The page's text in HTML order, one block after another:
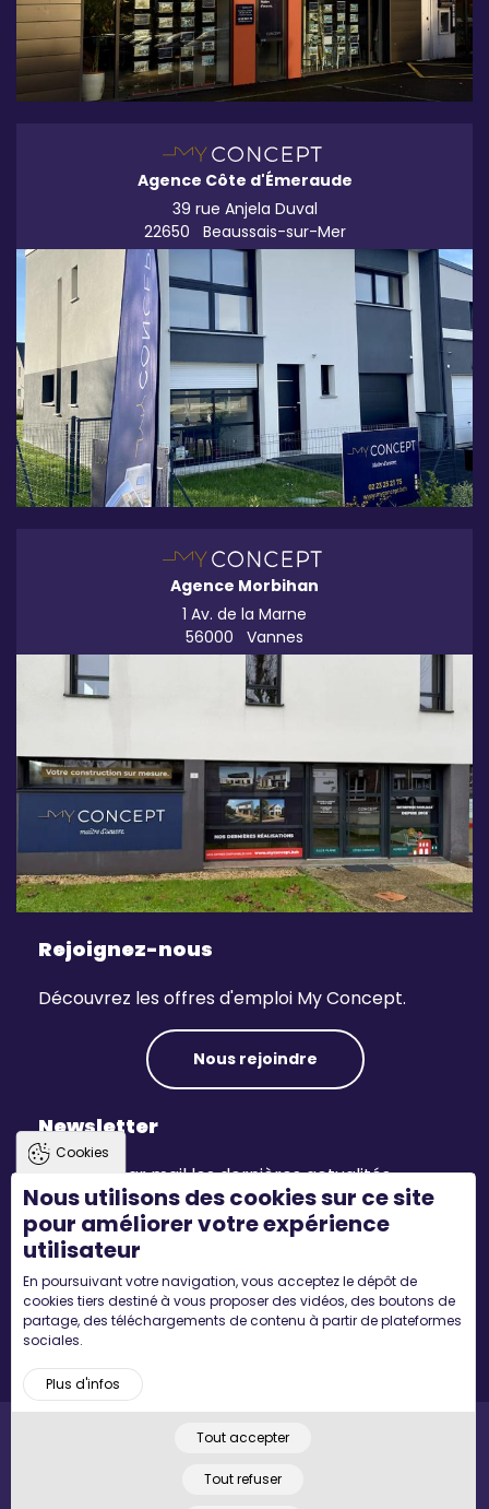
Agence Côte d'Émeraude
39 rue Anjela Duval
22650
Beaussais-sur-Mer
Agence Morbihan
1 Av. de la Marne
56000
Vannes
Rejoignez-nous
Découvrez les offres d'emploi My Concept.
Nous rejoindre
Newsletter
Recevez par mail les dernières actualités.
S'inscrire
Suivez-nous
Mentions légales
Cookies
Nous utilisons des cookies sur ce site
pour améliorer votre expérience
utilisateur
En poursuivant votre navigation, vous acceptez le dépôt de
cookies tiers destiné à vous proposer des vidéos, des boutons de
partage, des téléchargements de contenu à partir de plateformes
sociales.
Plus d'infos
Tout accepter
Tout refuser